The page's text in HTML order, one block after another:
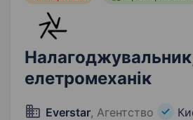
елетромеханік
Everstar, Агентство